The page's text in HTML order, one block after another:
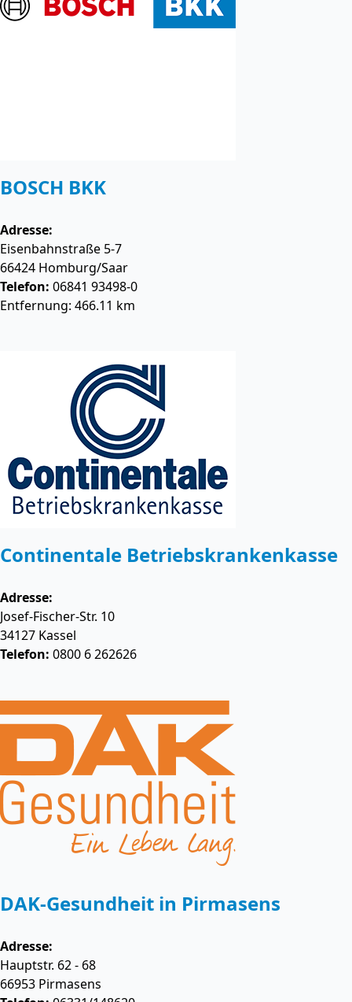
BOSCH BKK
Adresse:
Eisenbahnstraße 5-7
66424 Homburg/Saar
Telefon: 06841 93498-0
Entfernung: 466.11 km
Continentale Betriebskrankenkasse
Adresse:
Josef-Fischer-Str. 10
34127 Kassel
Telefon: 0800 6 262626
DAK-Gesundheit in Pirmasens
Adresse:
Hauptstr. 62 - 68
66953 Pirmasens